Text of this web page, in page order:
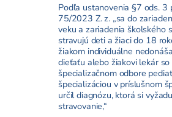
Podľa ustanovenia §7 ods. 3
75/2023 Z. z. „sa do
veku a zariadenia školského
stravujú deti a žiaci do 18
žiakom individuálne
dieťaťu alebo žiakovi lekár
špecializačnom odbore
špecializáciou v príslušnom
určil diagnózu, ktorá si
stravovanie,“